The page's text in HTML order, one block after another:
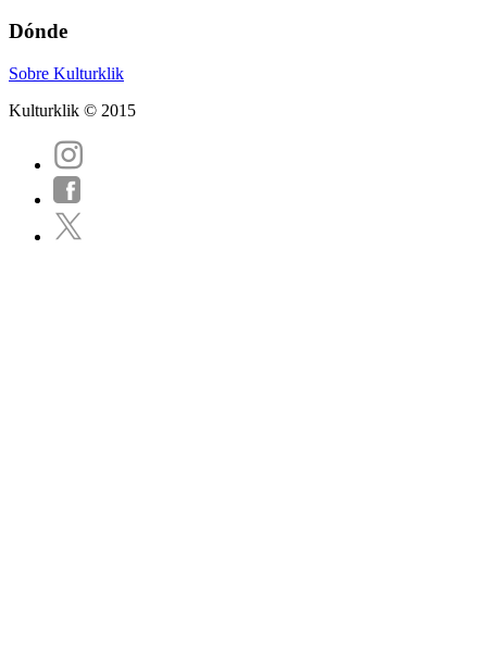
Dónde
Sobre Kulturklik
Kulturklik © 2015